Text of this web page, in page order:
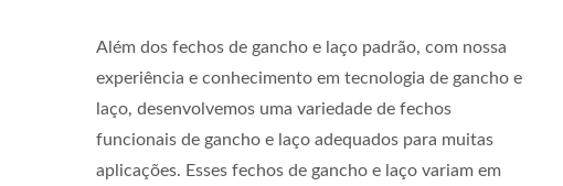
Além dos fechos de gancho e laço padrão, com nossa
experiência e conhecimento em tecnologia de gancho e
laço, desenvolvemos uma variedade de fechos
funcionais de gancho e laço adequados para muitas
aplicações. Esses fechos de gancho e laço variam em